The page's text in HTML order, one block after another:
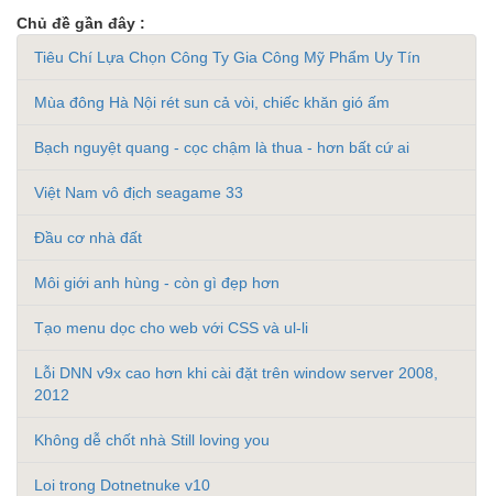
Chủ đề gần đây :
Tiêu Chí Lựa Chọn Công Ty Gia Công Mỹ Phẩm Uy Tín
Mùa đông Hà Nội rét sun cả vòi, chiếc khăn gió ấm
Bạch nguyệt quang - cọc chậm là thua - hơn bất cứ ai
Việt Nam vô địch seagame 33
Đầu cơ nhà đất
Môi giới anh hùng - còn gì đẹp hơn
Tạo menu dọc cho web với CSS và ul-li
Lỗi DNN v9x cao hơn khi cài đặt trên window server 2008,
2012
Không dễ chốt nhà Still loving you
Loi trong Dotnetnuke v10